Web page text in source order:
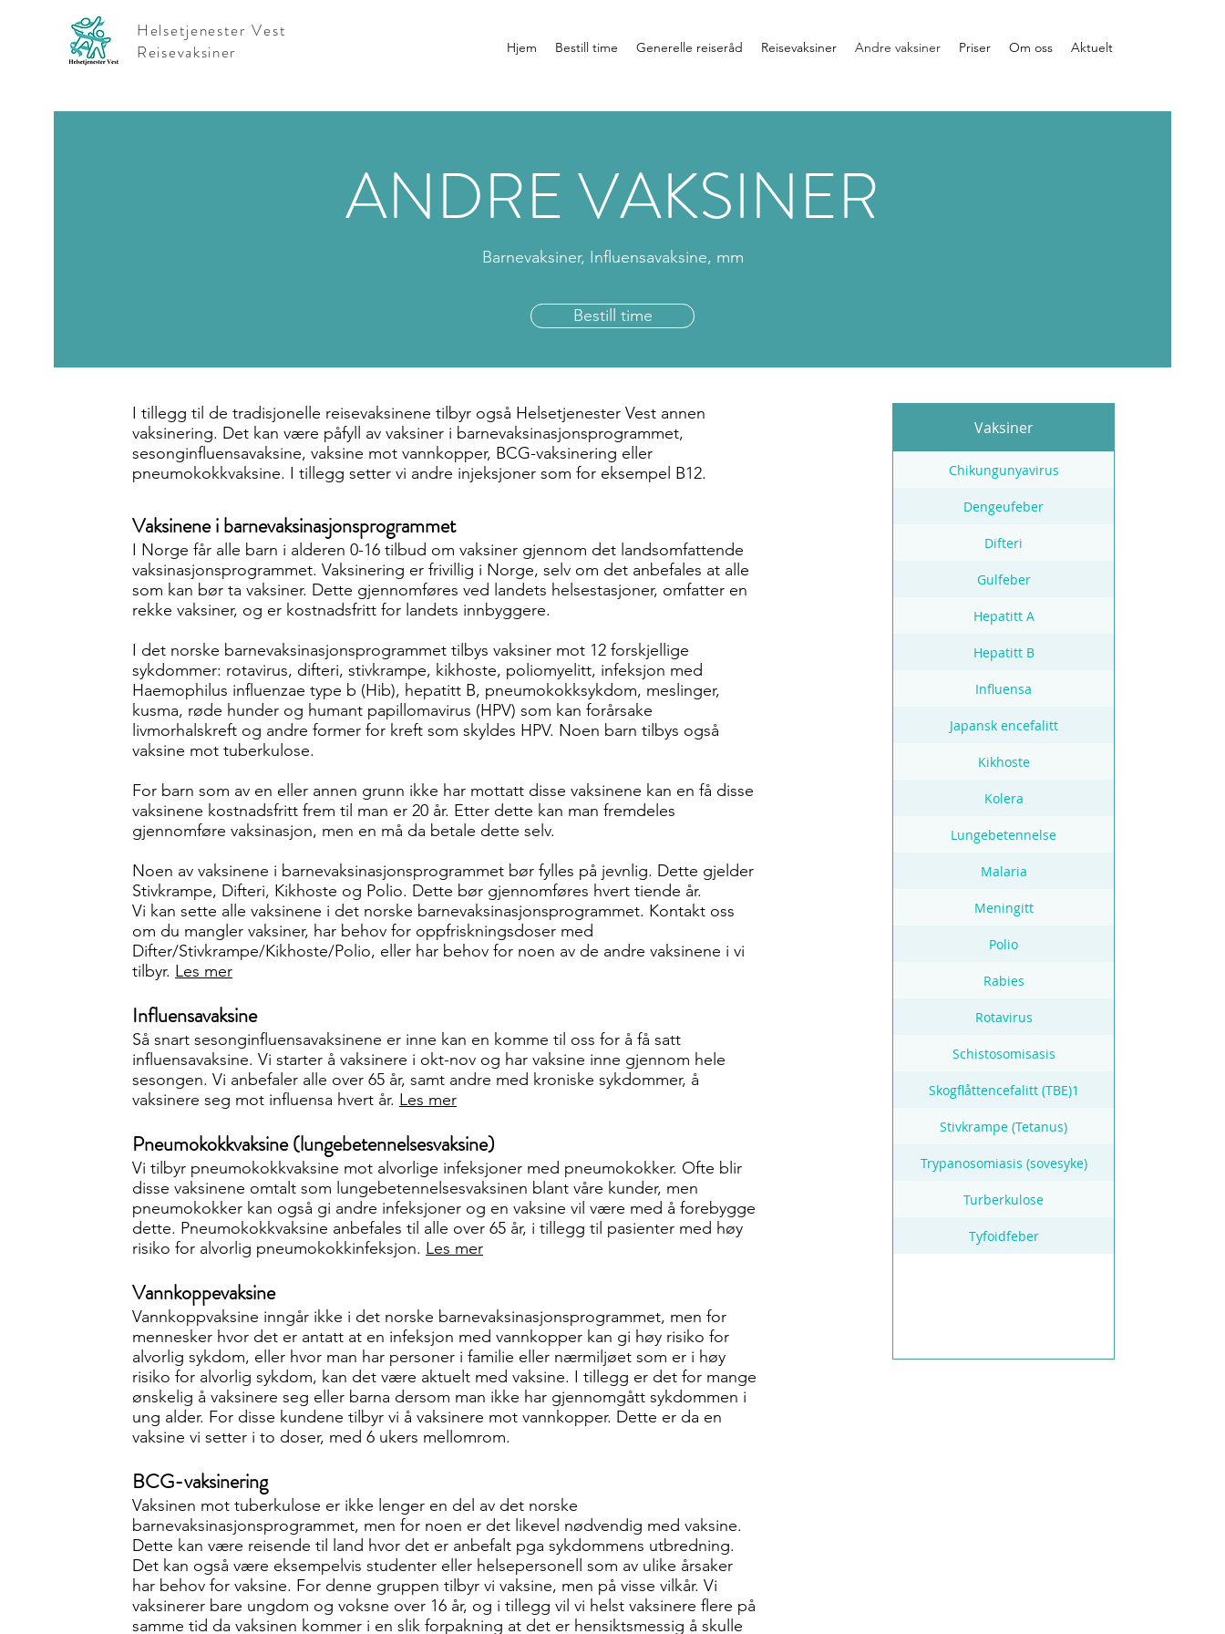
Helsetjenester Vest
Reisevaksiner
Hjem Bestill time Generelle reiseråd Reisevaksiner Andre vaksiner Priser Om oss Aktuelt
ANDRE VAKSINER
Barnevaksiner, Influensavaksine, mm
Bestill time
I tillegg til de tradisjonelle reisevaksinene tilbyr også Helsetjenester Vest annen
vaksinering. Det kan være påfyll av vaksiner i barnevaksinasjonsprogrammet,
sesonginfluensavaksine, vaksine mot vannkopper, BCG-vaksinering eller
pneumokokkvaksine. I tillegg setter vi andre injeksjoner som for eksempel B12.
Vaksinene i barnevaksinasjonsprogrammet
I Norge får alle barn i alderen 0-16 tilbud om vaksiner gjennom det landsomfattende
vaksinasjonsprogrammet. Vaksinering er frivillig i Norge, selv om det anbefales at alle
som kan bør ta vaksiner. Dette gjennomføres ved landets helsestasjoner, omfatter en
rekke vaksiner, og er kostnadsfritt for landets innbyggere.
I det norske barnevaksinasjonsprogrammet tilbys vaksiner mot 12 forskjellige
sykdommer: rotavirus, difteri, stivkram­pe, kikhoste, poliomyelitt, infeksjon med
Haemophilus influenzae type b (Hib), hepatitt B, pneumokokksykdom, meslinger,
kusma, røde hunder og humant papillomavirus (HPV) som kan forårsake
livmorhalskreft og andre former for kreft som skyldes HPV. Noen barn tilbys også
vaksine mot tuberkulose.
For barn som av en eller annen grunn ikke har mottatt disse vaksinene kan en få disse
vaksinene kostnadsfritt frem til man er 20 år. Etter dette kan man fremdeles
gjennomføre vaksinasjon, men en må da betale dette selv.
Noen av vaksinene i barnevaksinasjonsprogrammet bør fylles på jevnlig. Dette gjelder
Stivkrampe, Difteri, Kikhoste og Polio. Dette bør gjennomføres hvert tiende år.
Vi kan sette alle vaksinene i det norske barnevaksinasjonsprogrammet. Kontakt oss
om du mangler vaksiner, har behov for oppfriskningsdoser med
Difter/Stivkrampe/Kikhoste/Polio, eller har behov for noen av de andre vaksinene i vi
tilbyr. Les mer
Influensavaksine
Så snart sesonginfluensavaksinene er inne kan en komme til oss for å få satt
influensavaksine. Vi starter å vaksinere i okt-nov og har vaksine inne gjennom hele
sesongen. Vi anbefaler alle over 65 år, samt andre med kroniske sykdommer, å
vaksinere seg mot influensa hvert år. Les mer
Pneumokokkvaksine (lungebetennelsesvaksine)
Vi tilbyr pneumokokkvaksine mot alvorlige infeksjoner med pneumokokker. Ofte blir
disse vaksinene omtalt som lungebetennelsesvaksinen blant våre kunder, men
pneumokokker kan også gi andre infeksjoner og en vaksine vil være med å forebygge
dette. Pneumokokkvaksine anbefales til alle over 65 år, i tillegg til pasienter med høy
risiko for alvorlig pneumokokkinfeksjon. Les mer
Vannkoppevaksine
Vannkoppvaksine inngår ikke i det norske barnevaksinasjonsprogrammet, men for
mennesker hvor det er antatt at en infeksjon med vannkopper kan gi høy risiko for
alvorlig sykdom, eller hvor man har personer i familie eller nærmiljøet som er i høy
risiko for alvorlig sykdom, kan det være aktuelt med vaksine. I tillegg er det for mange
ønskelig å vaksinere seg eller barna dersom man ikke har gjennomgått sykdommen i
ung alder. For disse kundene tilbyr vi å vaksinere mot vannkopper. Dette er da en
vaksine vi setter i to doser, med 6 ukers mellomrom.
BCG-vaksinering
Vaksinen mot tuberkulose er ikke lenger en del av det norske
barnevaksinasjonsprogrammet, men for noen er det likevel nødvendig med vaksine.
Dette kan være reisende til land hvor det er anbefalt pga sykdommens utbredning.
Det kan også være eksempelvis studenter eller helsepersonell som av ulike årsaker
har behov for vaksine. For denne gruppen tilbyr vi vaksine, men på visse vilkår. Vi
vaksinerer bare ungdom og voksne over 16 år, og i tillegg vil vi helst vaksinere flere på
samme tid da vaksinen kommer i en slik forpakning at det er hensiktsmessig å skulle
Vaksiner
Chikungunyavirus
Dengeufeber
Difteri
Gulfeber
Hepatitt A
Hepatitt B
Influensa
Japansk encefalitt
Kikhoste
Kolera
Lungebetennelse
Malaria
Meningitt
Polio
Rabies
Rotavirus
Schistosomisasis
Skogflåttencefalitt (TBE)1
Stivkrampe (Tetanus)
Trypanosomiasis (sovesyke)
Turberkulose
Tyfoidfeber